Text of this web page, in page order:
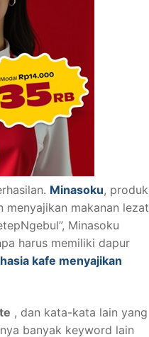
Minasoku, produk
makanan lezat
Minasoku
harus memiliki dapur
kafe menyajikan
, dan kata-kata lain yang
banyak keyword lain